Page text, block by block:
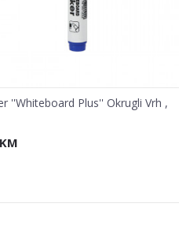
''Whiteboard Plus'' Okrugli Vrh ,
KM